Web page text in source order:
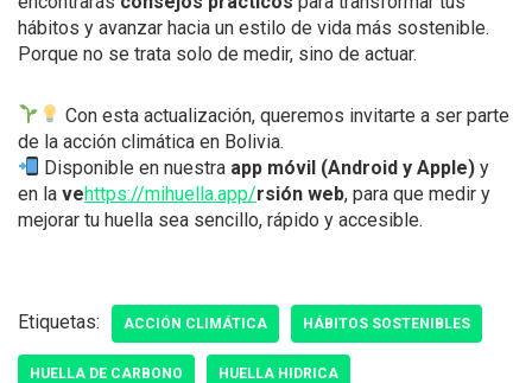
hábitos y avanzar hacia un estilo de vida más sostenible.
Porque no se trata solo de medir, sino de actuar.
Con esta actualización, queremos invitarte a ser parte
de la acción climática en Bolivia.
Disponible en nuestra app móvil (Android y Apple) y
en la vehttps://mihuella.app/rsión web, para que medir y
mejorar tu huella sea sencillo, rápido y accesible.
Etiquetas: ACCIÓN CLIMÁTICA HÁBITOS SOSTENIBLES
HUELLA DE CARBONO HUELLA HIDRICA